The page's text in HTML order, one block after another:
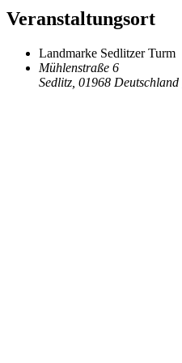
Veranstaltungsort
Landmarke Sedlitzer Turm
Mühlenstraße 6
Sedlitz 01968 Deutschland